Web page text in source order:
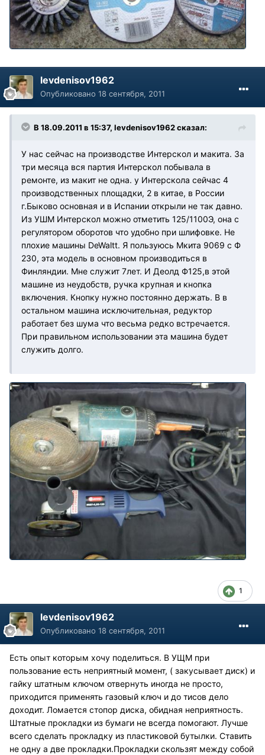
levdenisov1962
Опубликовано 18 сентября, 2011
В 18.09.2011 в 15:37, levdenisov1962 сказал:
У нас сейчас на производстве Интерскол и макита. За
три месяца вся партия Интерскол побывала в
ремонте, из макит не одна. у Интерскола сейчас 4
производственных площадки, 2 в китае, в России
г.Быково основная и в Испании открыли не так давно.
Из УШМ Интерскол можно отметить 125/1100Э, она с
регулятором оборотов что удобно при шлифовке. Не
плохие машины DeWaltt. Я пользуюсь Мкита 9069 с Ф
230, эта модель в основном производиться в
Финляндии. Мне служит 7лет. И Деолд Ф125,в этой
машине из неудобств, ручка крупная и кнопка
включения. Кнопку нужно постоянно держать. В в
остальном машина исключительная, редуктор
работает без шума что весьма редко встречается.
При правильном использовании эта машина будет
служить долго.
1
levdenisov1962
Опубликовано 18 сентября, 2011
Есть опыт которым хочу поделиться. В УЩМ при
пользование есть неприятный момент, ( закусывает диск) и
гайку штатным ключом отвернуть иногда не просто,
приходится применять газовый ключ и до тисов дело
доходит. Ломается стопор диска, обидная неприятность.
Штатные прокладки из бумаги не всегда помогают. Лучше
всего сделать прокладку из пластиковой бутылки. Ставить
не одну а две прокладки.Прокладки скользят между собой